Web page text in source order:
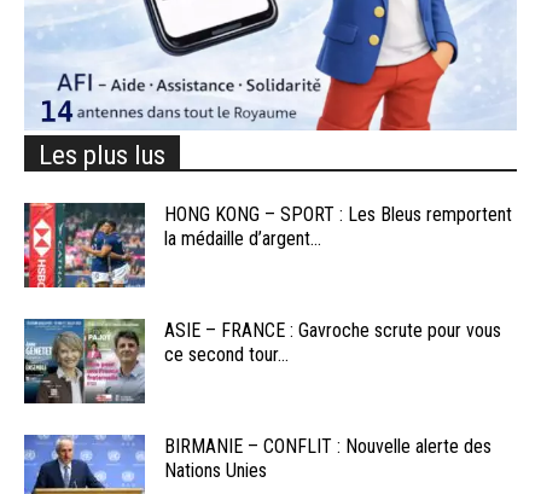
Les plus lus
HONG KONG – SPORT : Les Bleus remportent
la médaille d’argent...
ASIE – FRANCE : Gavroche scrute pour vous
ce second tour...
BIRMANIE – CONFLIT : Nouvelle alerte des
Nations Unies